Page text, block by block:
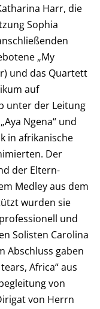
Harr, die
Sophia
„My
und das Quartett
auf
unter der Leitung
Ngena“ und
in afrikanische
Der
der Eltern-
Medley aus dem
wurden sie
und
Solisten Carolina
Abschluss gaben
Africa“ aus
von
von Herrn